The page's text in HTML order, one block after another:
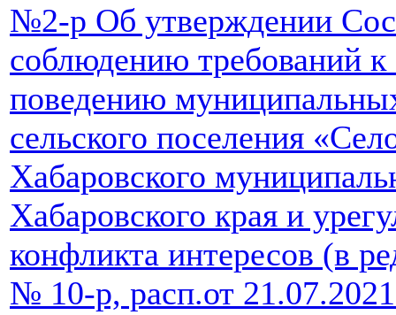
№2-р Об утверждении
соблюдению требований
поведению
сельского поселения
Хабаровского
Хабаровского края и
конфликта интересов (в
№ 10-р, расп.от